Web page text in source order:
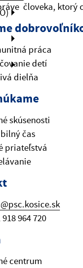
človeka, ktorý
práca
detí
dielňa
skúsenosti
čas
priateľstvá
964 720
centrum